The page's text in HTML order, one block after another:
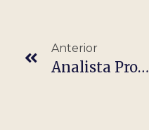
Anterior
Analista Programador/a (100%remote)